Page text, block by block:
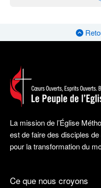
La mission de l’Église
est de faire des disciples
pour la transformation du
Ce que nous croyons